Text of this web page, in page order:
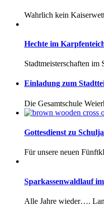
Wahrlich kein
Hechte im
Stadtmeisterschaften im
Einladung zum
Die Gesamtschule
Gottesdienst zu
Für unsere neuen
Sparkassenwaldlauf
Alle Jahre wieder….